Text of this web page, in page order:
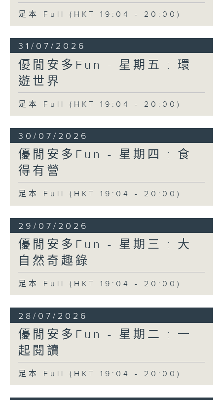
足本 Full (HKT 19:04 - 20:00)
31/07/2026
優閒安多Fun - 星期五 : 環
遊世界
足本 Full (HKT 19:04 - 20:00)
30/07/2026
優閒安多Fun - 星期四 : 食
得有營
足本 Full (HKT 19:04 - 20:00)
29/07/2026
優閒安多Fun - 星期三 : 大
自然奇趣錄
足本 Full (HKT 19:04 - 20:00)
28/07/2026
優閒安多Fun - 星期二 : 一
起閱讀
足本 Full (HKT 19:04 - 20:00)